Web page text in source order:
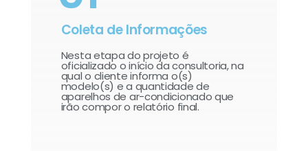
Coleta de Informações
Nesta etapa do projeto é
oficializado o início da consultoria, na
qual o cliente informa o(s)
modelo(s) e a quantidade de
aparelhos de ar-condicionado que
irão compor o relatório final.​